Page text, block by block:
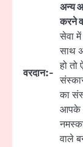
वरदान:-
अन्य
करने
सेवा
साथ
हो
का
आपके
वाले